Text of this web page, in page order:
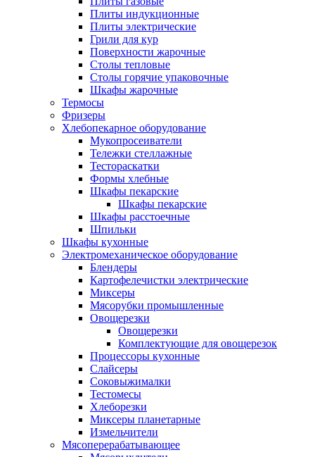
Плиты индукционные
Плиты электрические
Грили для кур
Поверхности жарочные
Столы тепловые
Столы горячие упаковочные
Шкафы жарочные
Термосы
Фризеры
Хлебопекарное оборудование
Мукопросеиватели
Тележки стеллажные
Тестораскатки
Формы хлебные
Шкафы пекарские
Шкафы пекарские
Шкафы расстоечные
Шпильки
Шкафы кухонные
Электромеханическое оборудование
Блендеры
Картофелечистки электрические
Миксеры
Мясорубки промышленные
Овощерезки
Овощерезки
Комплектующие для овощерезок
Процессоры кухонные
Слайсеры
Соковыжималки
Тестомесы
Хлеборезки
Миксеры планетарные
Измельчители
Мясоперерабатывающее